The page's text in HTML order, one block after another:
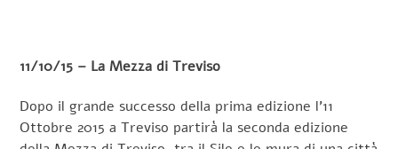
11/10/15 – La Mezza di Treviso
Dopo il grande successo della prima edizione l’11
Ottobre 2015 a Treviso partirà la seconda edizione